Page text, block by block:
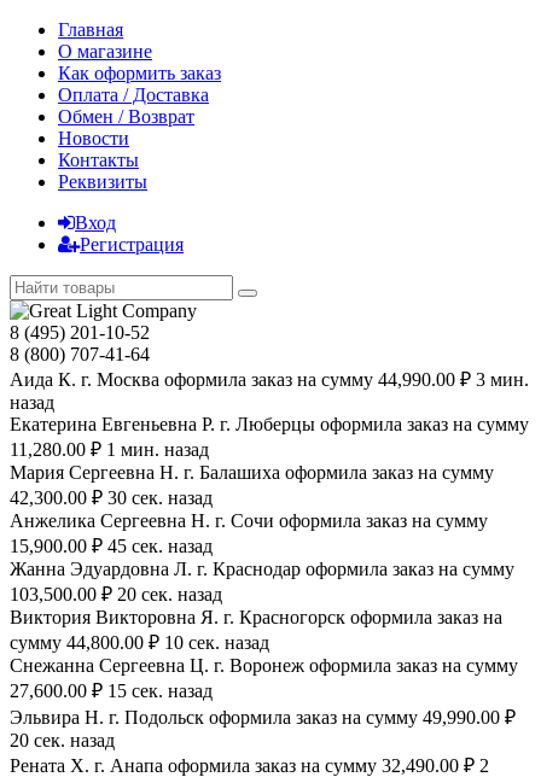
Главная
О магазине
Как оформить заказ
Оплата / Доставка
Обмен / Возврат
Новости
Контакты
Реквизиты
Вход
Регистрация
8 (495) 201-10-52
8 (800) 707-41-64
Аида К. г. Москва оформила заказ на сумму 44,990.00 ₽ 3 мин.
назад
Екатерина Евгеньевна Р. г. Люберцы оформила заказ на сумму
11,280.00 ₽ 1 мин. назад
Мария Сергеевна H. г. Балашиха оформила заказ на сумму
42,300.00 ₽ 30 сек. назад
Анжелика Сергеевна Н. г. Сочи оформила заказ на сумму
15,900.00 ₽ 45 сек. назад
Жанна Эдуардовна Л. г. Краснодар оформила заказ на сумму
103,500.00 ₽ 20 сек. назад
Виктория Викторовна Я. г. Красногорск оформила заказ на
сумму 44,800.00 ₽ 10 сек. назад
Снежанна Сергеевна Ц. г. Воронеж оформила заказ на сумму
27,600.00 ₽ 15 сек. назад
Эльвира Н. г. Подольск оформила заказ на сумму 49,990.00 ₽
20 сек. назад
Рената Х. г. Анапа оформила заказ на сумму 32,490.00 ₽ 2